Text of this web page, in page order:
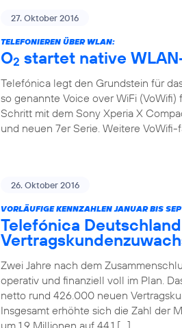
27. Oktober 2016
TELEFONIEREN ÜBER WLAN:
O2 startet native
Telefónica legt den Grundstein für
so genannte Voice over WiFi (VoWifi)
Schritt mit dem Sony Xperia X
und neuen 7er Serie. Weitere
26. Oktober 2016
VORLÄUFIGE KENNZAHLEN JANUAR BIS
Telefónica
Zwei Jahre nach dem
operativ und finanziell voll im Plan.
netto rund 426.000 neuen
Insgesamt erhöhte sich die Zahl der
um 1,9 Millionen auf 44,1 […]